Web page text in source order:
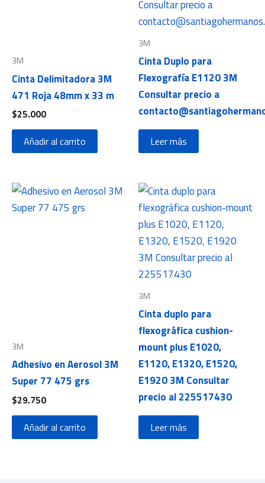
3M
Cinta Delimitadora 3M
471 Roja 48mm x 33 m
$25.000
Añadir al carrito
3M
Cinta Duplo para
Flexografía E1120 3M
Consultar precio a
Leer más
3M
Adhesivo en Aerosol 3M
Super 77 475 grs
$29.750
Añadir al carrito
3M
Cinta duplo para
flexográfica cushion-
mount plus E1020,
E1120, E1320, E1520,
E1920 3M Consultar
precio al 225517430
Leer más